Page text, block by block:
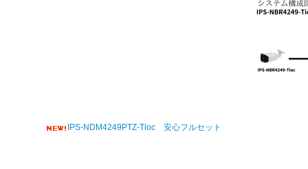
IPS-NDM4249PTZ-Tioc 安心フルセット